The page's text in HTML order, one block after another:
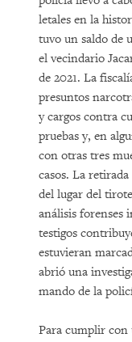
letales en la
tuvo un saldo de
el vecindario
de 2021. La
presuntos
y cargos contra
pruebas y, en
con otras tres
casos. La
del lugar del
análisis forenses
testigos
estuvieran
abrió una
mando de la
Para cumplir